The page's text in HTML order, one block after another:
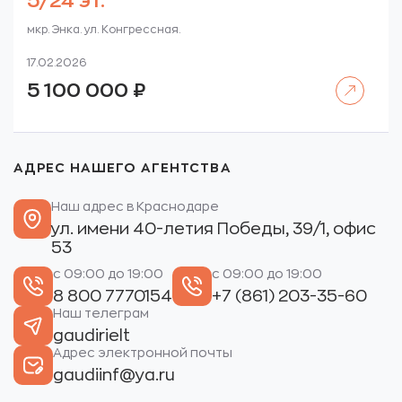
мкр. Энка. ул. Конгрессная.
17.02.2026
5 100 000 ₽
АДРЕС НАШЕГО АГЕНТСТВА
Наш адрес в Краснодаре
ул. имени 40-летия Победы, 39/1, офис
53
с 09:00 до 19:00
8 800 7770154
с 09:00 до 19:00
+7 (861) 203-35-60
Наш телеграм
gaudirielt
Адрес электронной почты
gaudiinf@ya.ru